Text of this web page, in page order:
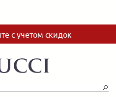
с учетом скидок